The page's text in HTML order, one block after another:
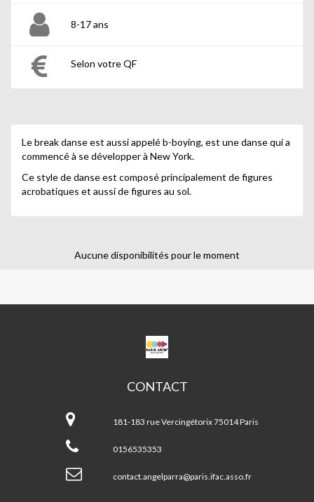
8-17 ans
Selon votre QF
Le break danse est aussi appelé b-boying, est une danse qui a
commencé à se développer à New York.
Ce style de danse est composé principalement de figures
acrobatiques et aussi de figures au sol.
Aucune disponibilités pour le moment
CPA
ANGEL
CONTACT
Angel
Parra
181-183 rue Vercingétorix 75014 Paris
0156535353
contact.angelparra@paris.ifac.asso.fr